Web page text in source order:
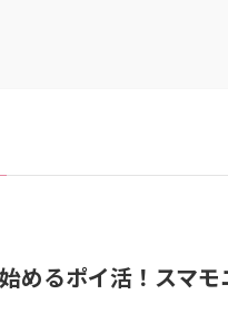
めるポイ活！スマ